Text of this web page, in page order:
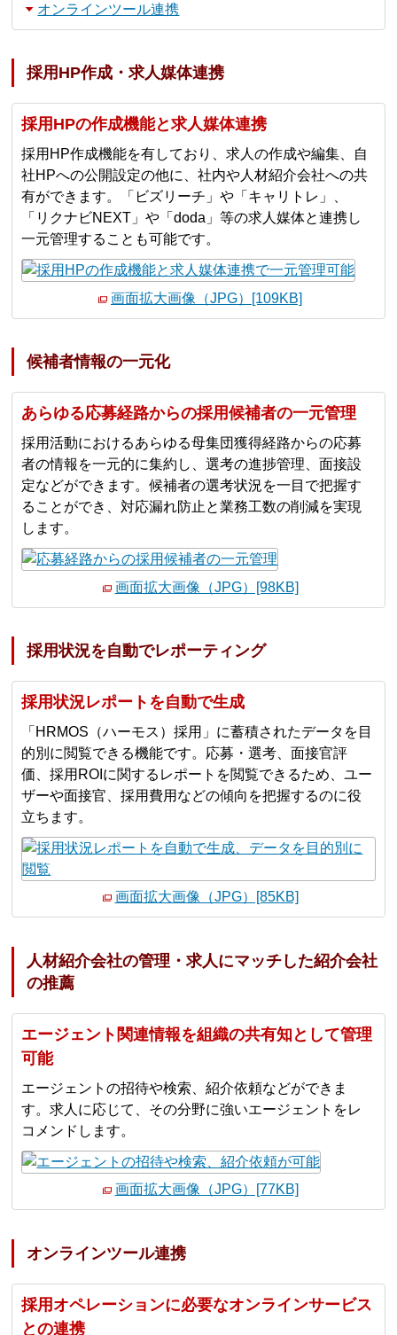
オンラインツール連携
採用HP作成・求人媒体連携
採用HPの作成機能と求人媒体連携
採用HP作成機能を有しており、求人の作成や編集、自
社HPへの公開設定の他に、社内や人材紹介会社への共
有ができます。「ビズリーチ」や「キャリトレ」、
「リクナビNEXT」や「doda」等の求人媒体と連携し
一元管理することも可能です。
画面拡大画像（JPG）[109KB]
候補者情報の一元化
あらゆる応募経路からの採用候補者の一元管理
採用活動におけるあらゆる母集団獲得経路からの応募
者の情報を一元的に集約し、選考の進捗管理、面接設
定などができます。候補者の選考状況を一目で把握す
ることができ、対応漏れ防止と業務工数の削減を実現
します。
画面拡大画像（JPG）[98KB]
採用状況を自動でレポーティング
採用状況レポートを自動で生成
「HRMOS（ハーモス）採用」に蓄積されたデータを目
的別に閲覧できる機能です。応募・選考、面接官評
価、採用ROIに関するレポートを閲覧できるため、ユー
ザーや面接官、採用費用などの傾向を把握するのに役
立ちます。
画面拡大画像（JPG）[85KB]
人材紹介会社の管理・求人にマッチした紹介会社
の推薦
エージェント関連情報を組織の共有知として管理
可能
エージェントの招待や検索、紹介依頼などができま
す。求人に応じて、その分野に強いエージェントをレ
コメンドします。
画面拡大画像（JPG）[77KB]
オンラインツール連携
採用オペレーションに必要なオンラインサービス
との連携